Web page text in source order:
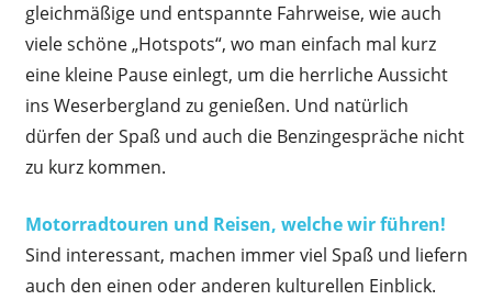
gleichmäßige und entspannte Fahrweise, wie auch
viele schöne „Hotspots“, wo man einfach mal kurz
eine kleine Pause einlegt, um die herrliche Aussicht
ins Weserbergland zu genießen. Und natürlich
dürfen der Spaß und auch die Benzingespräche nicht
zu kurz kommen.
Motorradtouren und Reisen, welche wir führen!
Sind interessant, machen immer viel Spaß und liefern
auch den einen oder anderen kulturellen Einblick.